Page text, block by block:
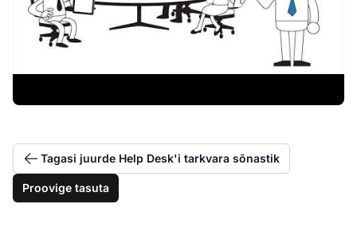
Tagasi juurde Help Desk'i tarkvara sõnastik
Proovige tasuta